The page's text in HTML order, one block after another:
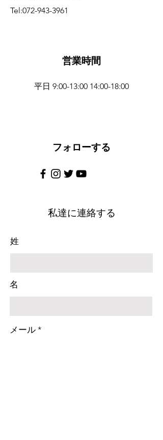
Tel:072-943-3961
営業時間
平日 9:00-13:00 14:00-18:00
フォローする
私達に連絡する
姓
名
メール